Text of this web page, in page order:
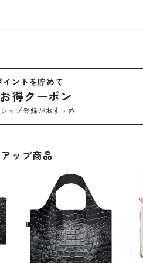
イントを貯めて
得クーポン
ップ登録がおすすめ
ップ商品